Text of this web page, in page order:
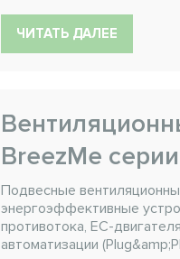
ЧИТАТЬ ДАЛЕЕ
BreezMe
Подвесные
энергоэффективные
противотока, EC-
автоматизации